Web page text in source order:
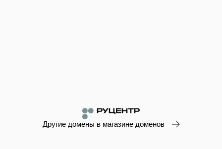
Другие домены в магазине доменов